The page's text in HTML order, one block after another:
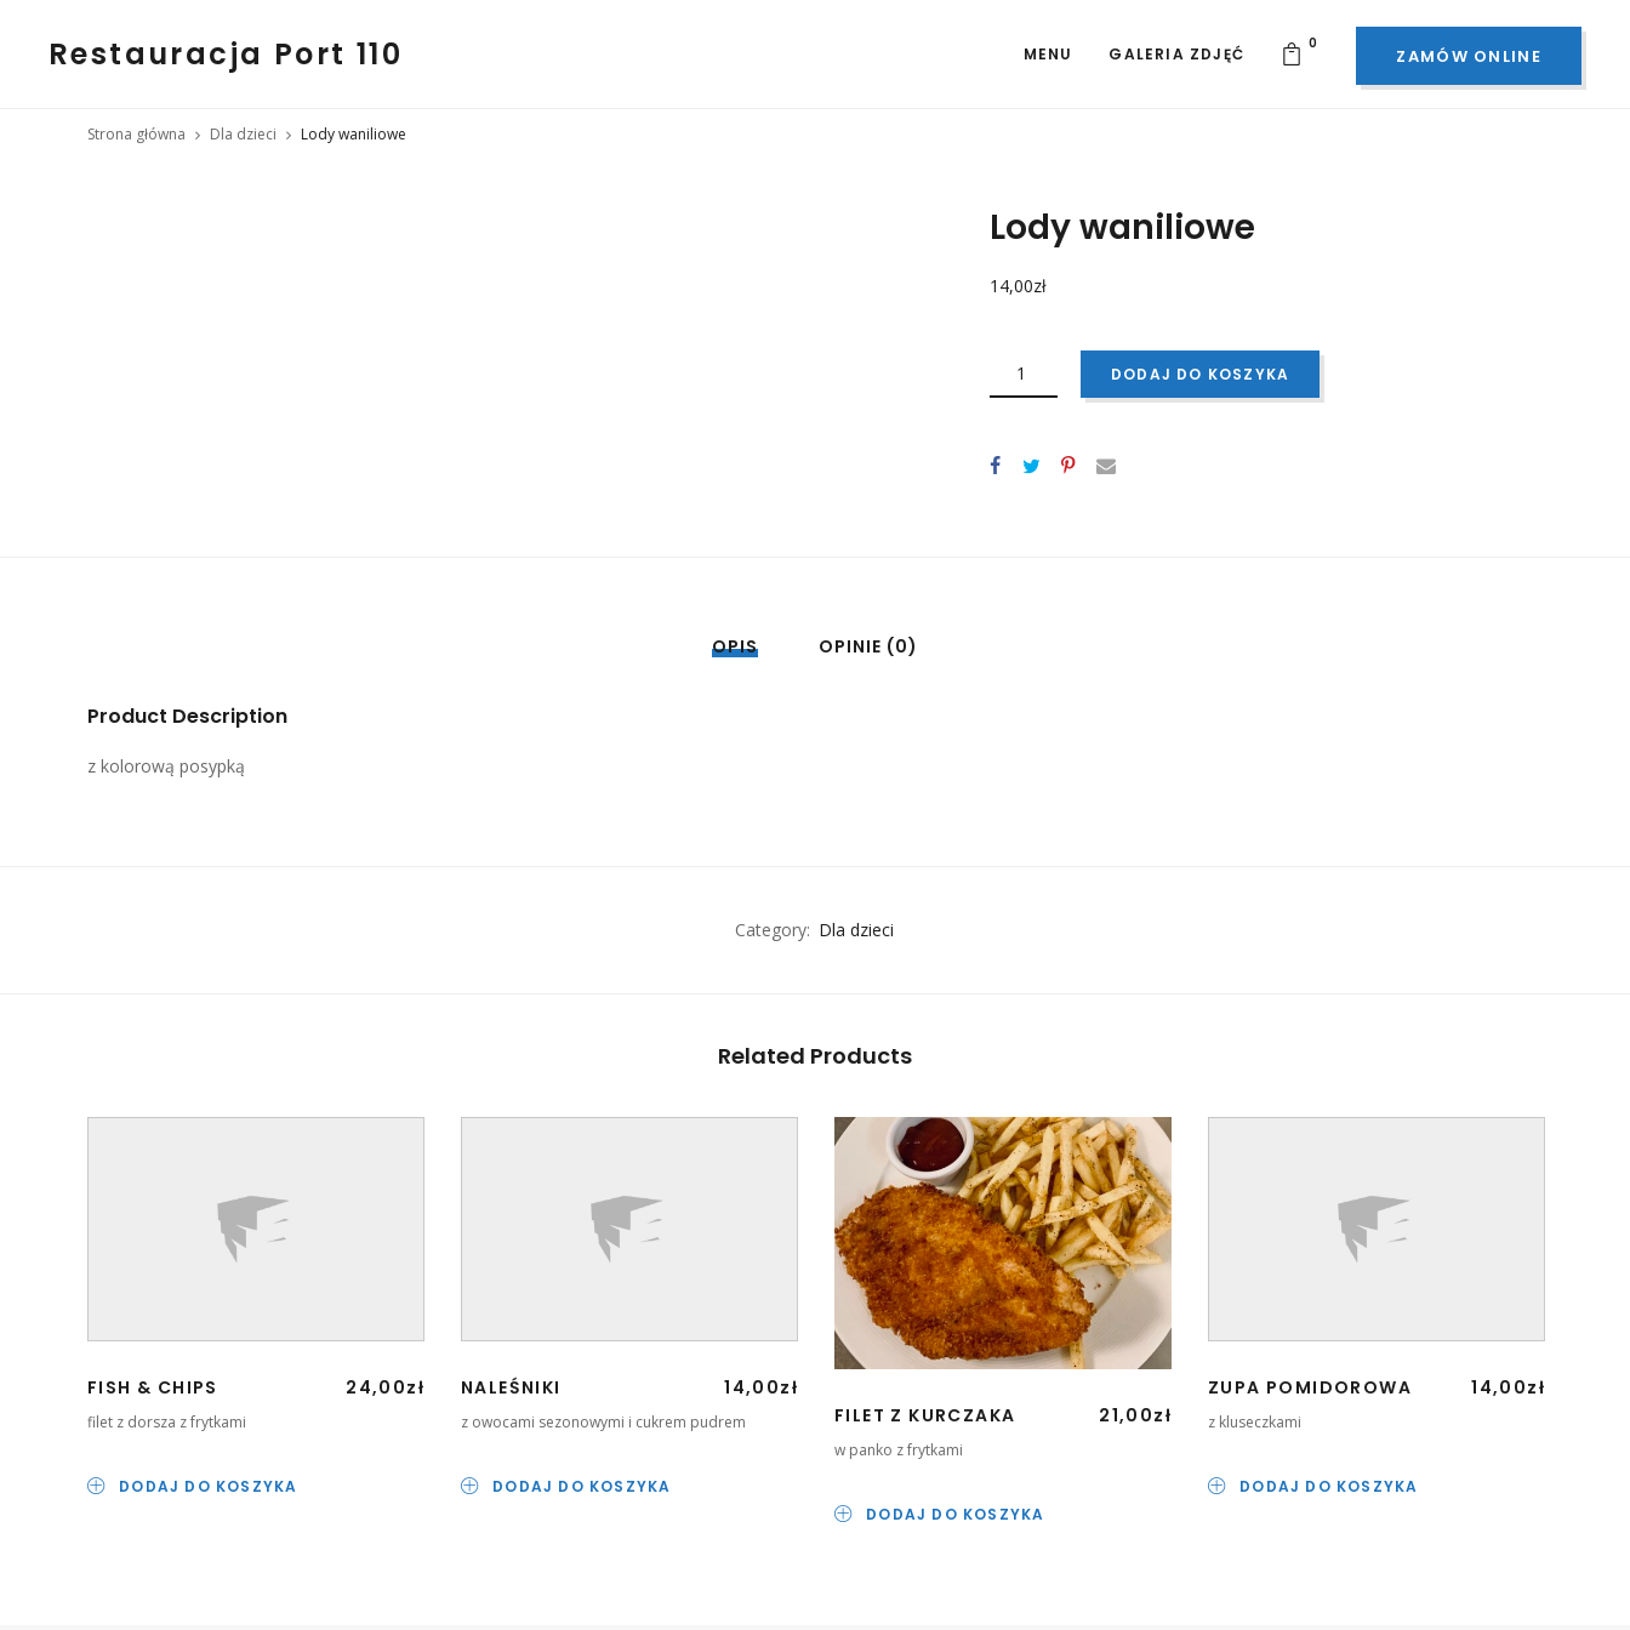
Restauracja Port 110 ZAMÓW ONLINE
MENU GALERIA ZDJĘĆ
0
Strona główna Dla dzieci Lody waniliowe
Lody waniliowe
14,00zł
LODY
WANILIOWE DODAJ DO KOSZYKA
OPIS OPINIE (0)
Product Description
z kolorową posypką
Category: Dla dzieci
Related Products
FISH & CHIPS 24,00zł
filet z dorsza z frytkami
DODAJ DO KOSZYKA
NALEŚNIKI 14,00zł
z owocami sezonowymi i cukrem pudrem
DODAJ DO KOSZYKA
FILET Z KURCZAKA 21,00zł
w panko z frytkami
DODAJ DO KOSZYKA
ZUPA POMIDOROWA 14,00zł
z kluseczkami
DODAJ DO KOSZYKA